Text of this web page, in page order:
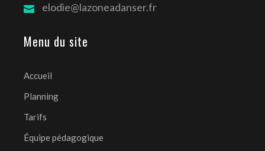
elodie@lazoneadanser.fr
Menu du site
Accueil
Planning
Tarifs
Équipe pédagogique